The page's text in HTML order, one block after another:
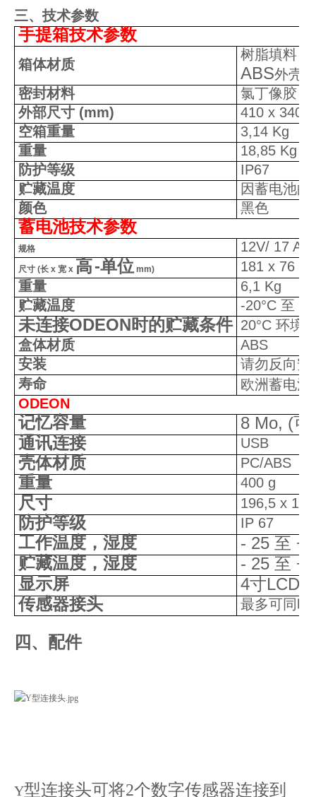
三、技术参数
手提箱技术参数
箱体材质
树脂填料
ABS外壳
密封材料
氯丁像胶
外部尺寸 (mm)
410 x 340
空箱重量
3,14 Kg
重量
18,85 Kg
防护等级
IP67
贮藏温度
因蓄电池的
颜色
黑色
蓄电池技术参数
规格 12V/ 17 Ah
尺寸 (长 x 宽 x 高-单位 mm)
181 x 76 x
重量
6,1 Kg
贮藏温度
-20°C 至
未连接ODEON时的贮藏条件 20°C 环境
盒体材质
ABS
安装
请勿反向安
寿命
欧洲蓄电池
ODEON
记忆容量 8 Mo, (可
通讯连接
USB
壳体材质 PC/ABS
重量 400 g
尺寸 196,5 x
防护等级 IP 67
工作温度，湿度 - 25 至 +
贮藏温度，湿度 - 25 至 +
显示屏 4寸LCD
传感器接头
最多可同时
四、配件
Y型连接头可将2个数字传感器连接到